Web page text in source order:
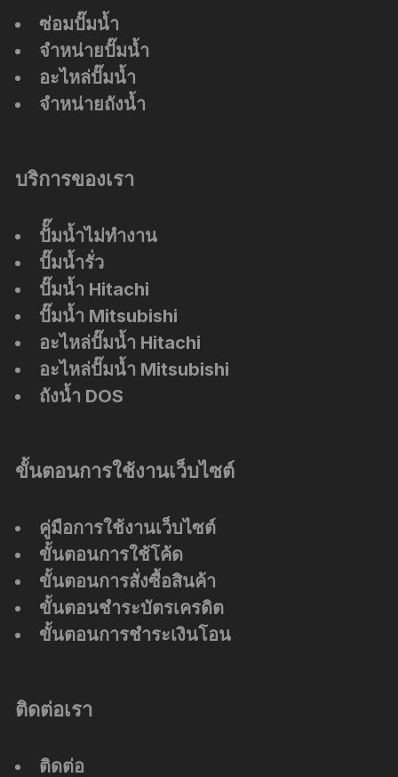
ซ่อมปั๊มน้ำ
จำหน่ายปั๊มน้ำ
อะไหล่ปั๊มน้ำ
จำหน่ายถังน้ำ
บริการของเรา
ปัั๊มน้ำไม่ทำงาน
ปั๊มน้ำรั่ว
ปั๊มน้ำ Hitachi
ปั๊มน้ำ Mitsubishi
อะไหล่ปั๊มน้ำ Hitachi
อะไหล่ปั๊มน้ำ Mitsubishi
ถังน้ำ DOS
ขั้นตอนการใช้งานเว็บไซต์
คู่มือการใช้งานเว็บไซต์
ขั้นตอนการใช้โค้ด
ขั้นตอนการสั่งซื้อสินค้า
ขั้นตอนชำระบัตรเครดิต
ขั้นตอนการชำระเงินโอน
ติดต่อเรา
ติดต่อ